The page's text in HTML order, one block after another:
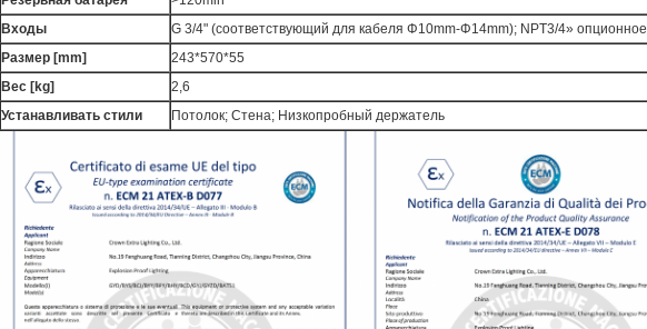
Входы
G 3/4" (соответствующий для кабеля Φ10mm-Φ14mm); NPT3/4» опционное
Размер [mm]
243*570*55
Вес [kg]
2,6
Устанавливать стили
Потолок; Стена; Низкопробный держатель